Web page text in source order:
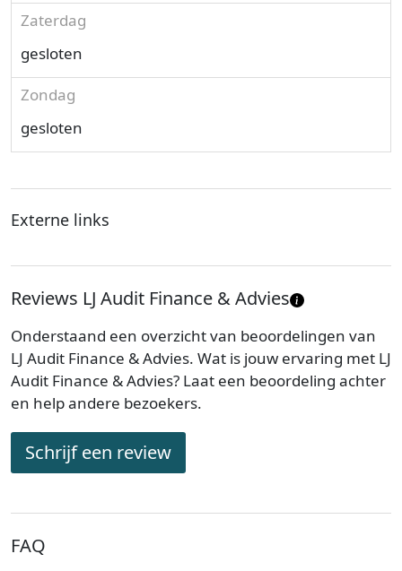
Zaterdag
gesloten
Zondag
gesloten
Externe links
Reviews LJ Audit Finance & Advies
Onderstaand een overzicht van beoordelingen van
LJ Audit Finance & Advies. Wat is jouw ervaring met LJ
Audit Finance & Advies? Laat een beoordeling achter
en help andere bezoekers.
Schrijf een review
FAQ